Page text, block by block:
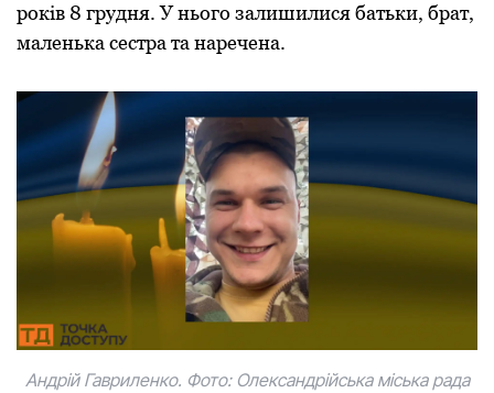
років 8 грудня. У нього залишилися батьки, брат,
маленька сестра та наречена.
Андрій Гавриленко. Фото: Олександрійська міська рада